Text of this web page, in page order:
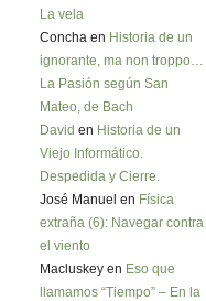
La vela
Concha en Historia de un
ignorante, ma non troppo…
La Pasión según San
Mateo, de Bach
David en Historia de un
Viejo Informático.
Despedida y Cierre.
José Manuel en Física
extraña (6): Navegar contra
el viento
Macluskey en Eso que
llamamos “Tiempo” – En la